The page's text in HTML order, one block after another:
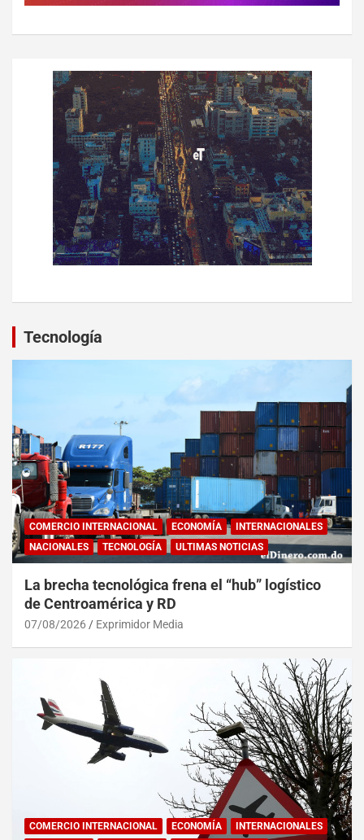
Tecnología
COMERCIO INTERNACIONAL ECONOMÍA
INTERNACIONALES
NACIONALES
TECNOLOGÍA ULTIMAS NOTICIAS
La brecha tecnológica frena el “hub” logístico
de Centroamérica y RD
07/08/2026 Exprimidor Media
COMERCIO INTERNACIONAL ECONOMÍA
INTERNACIONALES